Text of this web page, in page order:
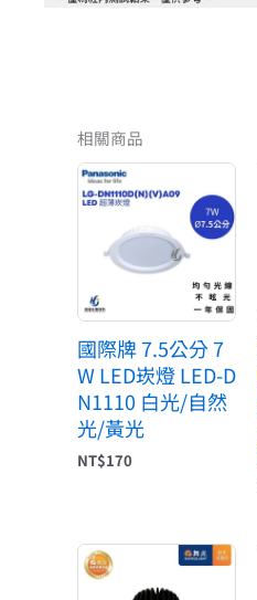
相關商品
國際牌 7.5公分 7
W LED崁燈 LED-D
N1110 白光/自然
光/黃光
NT$170